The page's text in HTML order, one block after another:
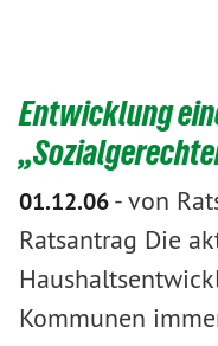
Entwicklung
01.12.06-von
Ratsantrag Die
Kommunen